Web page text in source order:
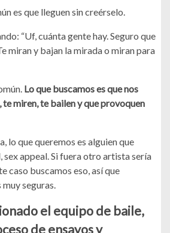
es que lleguen sin creérselo.
“Uf, cuánta gente hay. Seguro que
miran y bajan la mirada o miran para
Lo que buscamos es que nos
te miren, te bailen y que provoquen
lo que queremos es alguien que
sex appeal. Si fuera otro artista sería
caso buscamos eso, así que
seguras.
el equipo de baile,
de ensayos y